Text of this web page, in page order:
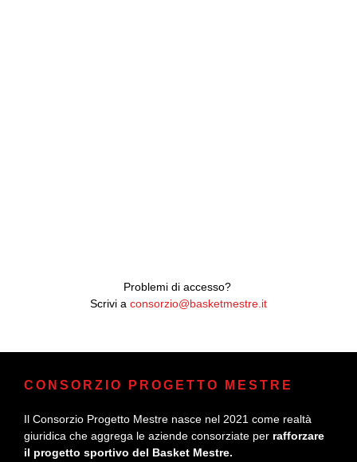
Problemi di accesso?
Scrivi a consorzio@basketmestre.it
CONSORZIO PROGETTO MESTRE
Il Consorzio Progetto Mestre nasce nel 2021 come realtà
giuridica che aggrega le aziende consorziate per rafforzare
il progetto sportivo del Basket Mestre.